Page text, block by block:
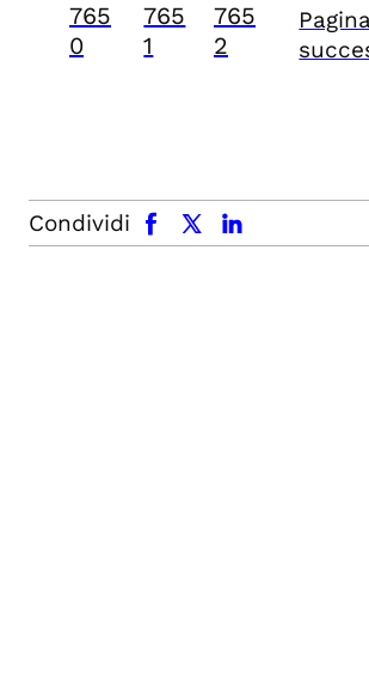
765
0
765
1
765
2
Condividi
facebook x.com linkedin